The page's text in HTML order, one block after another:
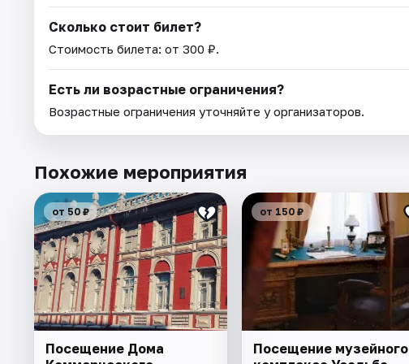
Сколько стоит билет?
Стоимость билета: от 300 ₽.
Есть ли возрастные ограничения?
Возрастные ограничения уточняйте у организаторов.
Похожие мероприятия
от 50 ₽
Посещение Дома
от 150 ₽
Посещение музейного